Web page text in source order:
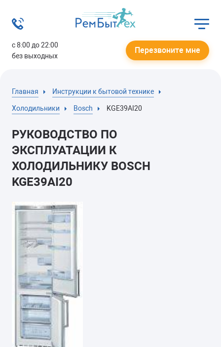
с 8:00 до 22:00
без выходных
Перезвоните мне
Главная Инструкции к бытовой технике
Холодильники Bosch KGE39AI20
РУКОВОДСТВО ПО
ЭКСПЛУАТАЦИИ К
ХОЛОДИЛЬНИКУ BOSCH
KGE39AI20